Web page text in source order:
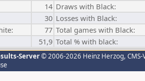
14 Draws with Black:
30 Losses with Black:
77 Total games with Black:
51,9 Total % with black:
Server© 2006-2026 Heinz Herzog,